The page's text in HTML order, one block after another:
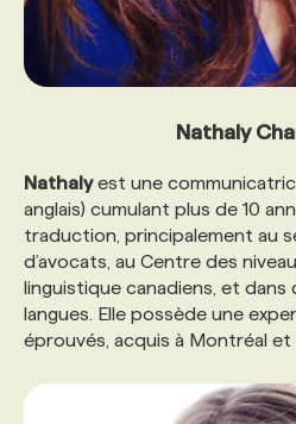
Nathaly
Nathalyest une
anglais) cumulant plus de 10
traduction, principalement au
d’avocats, au Centre des
linguistique canadiens, et
langues. Elle possède une
éprouvés, acquis à Montréal et